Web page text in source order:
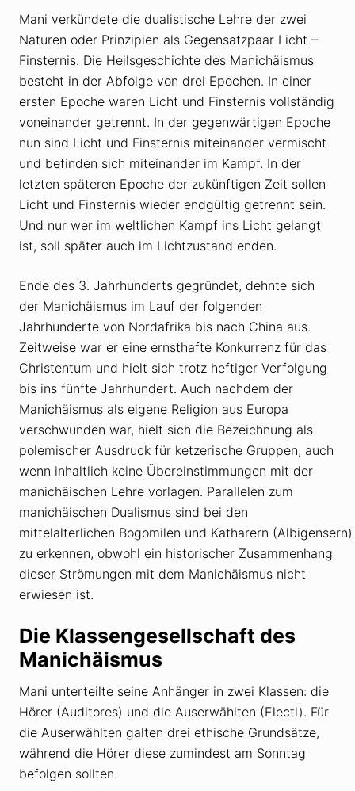
Mani verkündete die dualistische Lehre der zwei
Naturen oder Prinzipien als Gegensatzpaar Licht –
Finsternis. Die Heilsgeschichte des Manichäismus
besteht in der Abfolge von drei Epochen. In einer
ersten Epoche waren Licht und Finsternis vollständig
voneinander getrennt. In der gegenwärtigen Epoche
nun sind Licht und Finsternis miteinander vermischt
und befinden sich miteinander im Kampf. In der
letzten späteren Epoche der zukünftigen Zeit sollen
Licht und Finsternis wieder endgültig getrennt sein.
Und nur wer im weltlichen Kampf ins Licht gelangt
ist, soll später auch im Lichtzustand enden.
Ende des 3. Jahrhunderts gegründet, dehnte sich
der Manichäismus im Lauf der folgenden
Jahrhunderte von Nordafrika bis nach China aus.
Zeitweise war er eine ernsthafte Konkurrenz für das
Christentum und hielt sich trotz heftiger Verfolgung
bis ins fünfte Jahrhundert. Auch nachdem der
Manichäismus als eigene Religion aus Europa
verschwunden war, hielt sich die Bezeichnung als
polemischer Ausdruck für ketzerische Gruppen, auch
wenn inhaltlich keine Übereinstimmungen mit der
manichäischen Lehre vorlagen. Parallelen zum
manichäischen Dualismus sind bei den
mittelalterlichen Bogomilen und Katharern (Albigensern)
zu erkennen, obwohl ein historischer Zusammenhang
dieser Strömungen mit dem Manichäismus nicht
erwiesen ist.
Die Klassengesellschaft des
Manichäismus
Mani unterteilte seine Anhänger in zwei Klassen: die
Hörer (Auditores) und die Auserwählten (Electi). Für
die Auserwählten galten drei ethische Grundsätze,
während die Hörer diese zumindest am Sonntag
befolgen sollten.